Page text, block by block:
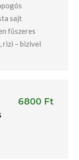
sajt
fűszeres
rizi – bizivel
6800 Ft